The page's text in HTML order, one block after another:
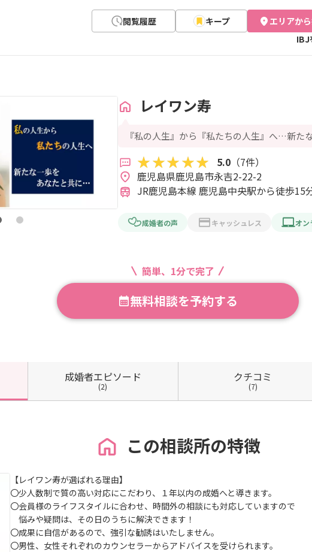
閲覧履歴 キープ
エリアか
IBJ
レイワン寿
『私の人生』から『私たちの人生』へ…新た
5.0（7件）
JR鹿児島本線 鹿児島中央駅から徒歩15
成婚者の声 キャッシュレス オン
簡単、1分で完了
無料相談を予約する
成婚者エピソード
(2)
クチコミ
(7)
この相談所の特徴
【レイワン寿が選ばれる理由】
〇少人数制で質の高い対応にこだわり、１年以内の成婚へと導きます。
〇会員様のライフスタイルに合わせ、時間外の相談にも対応していますので
悩みや疑問は、その日のうちに解決できます！
〇成果に自信があるので、強引な勧誘はいたしません。
〇男性、女性それぞれのカウンセラーからアドバイスを受けられます。